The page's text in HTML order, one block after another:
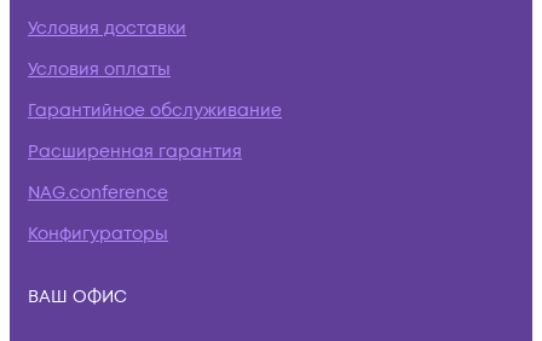
Условия доставки
Условия оплаты
Гарантийное обслуживание
Расширенная гарантия
NAG.conference
Конфигураторы
ВАШ ОФИС